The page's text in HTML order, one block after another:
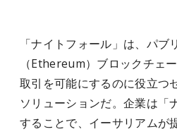
「ナイトフォール」は、パブ
（Ethereum）ブロックチェ
取引を可能にするのに役立つ
ソリューションだ。企業は「
することで、イーサリアムが